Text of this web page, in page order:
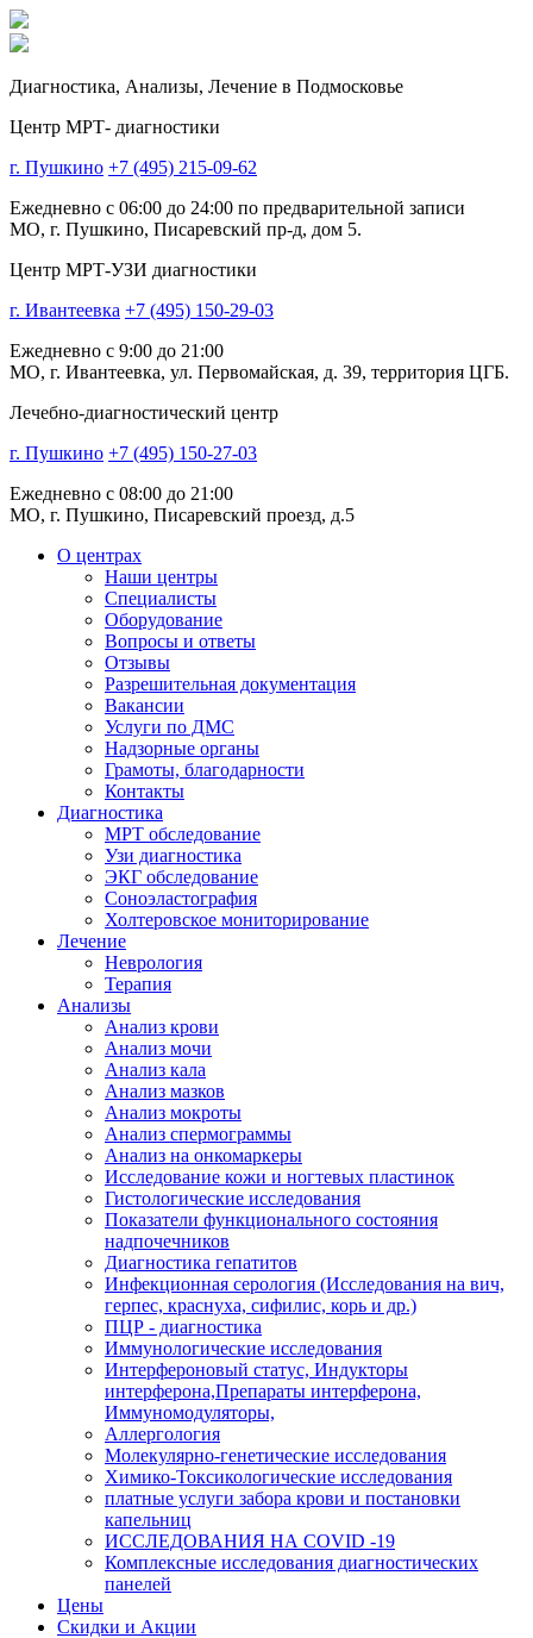
Диагностика, Анализы, Лечение в Подмосковье
Центр МРТ- диагностики
г. Пушкино +7 (495) 215-09-62
Ежедневно с 06:00 до 24:00 по предварительной записи
МО, г. Пушкино, Писаревский пр-д, дом 5.
Центр МРТ-УЗИ диагностики
г. Ивантеевка +7 (495) 150-29-03
Ежедневно с 9:00 до 21:00
МО, г. Ивантеевка, ул. Первомайская, д. 39, территория ЦГБ.
Лечебно-диагностический центр
г. Пушкино +7 (495) 150-27-03
Ежедневно с 08:00 до 21:00
МО, г. Пушкино, Писаревский проезд, д.5
О центрах
Наши центры
Специалисты
Оборудование
Вопросы и ответы
Отзывы
Разрешительная документация
Вакансии
Услуги по ДМС
Надзорные органы
Грамоты, благодарности
Контакты
Диагностика
МРТ обследование
Узи диагностика
ЭКГ обследование
Соноэластография
Холтеровское мониторирование
Лечение
Неврология
Терапия
Анализы
Анализ крови
Анализ мочи
Анализ кала
Анализ мазков
Анализ мокроты
Анализ спермограммы
Анализ на онкомаркеры
Исследование кожи и ногтевых пластинок
Гистологические исследования
Показатели функционального состояния
надпочечников
Диагностика гепатитов
Инфекционная серология (Исследования на вич,
герпес, краснуха, сифилис, корь и др.)
ПЦР - диагностика
Иммунологические исследования
Интерфероновый статус, Индукторы
интерферона,Препараты интерферона,
Иммуномодуляторы,
Аллергология
Молекулярно-генетические исследования
Химико-Токсикологические исследования
платные услуги забора крови и постановки
капельниц
ИССЛЕДОВАНИЯ НА COVID -19
Комплексные исследования диагностических
панелей
Цены
Скидки и Акции